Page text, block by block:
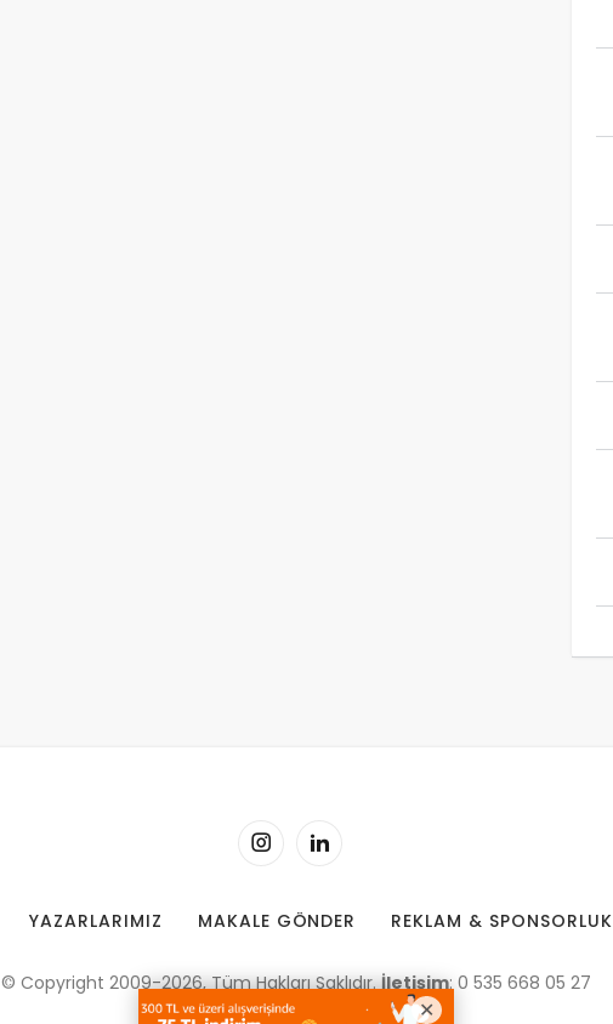
YAZARLARIMIZ MAKALE GÖNDER REKLAM & SPONSORLUK
© Copyright 2009-2026, Tüm Hakları Saklıdır.İletişim: 0 535 668 05 27